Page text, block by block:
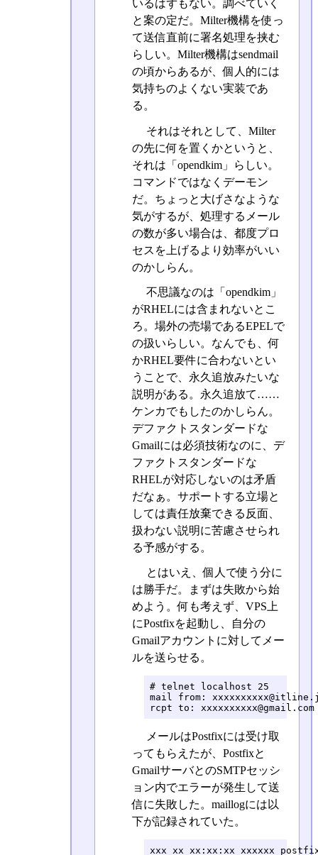
いるはずもない。調べていく
と案の定だ。Milter機構を使っ
て送信直前に署名処理を挟む
らしい。Milter機構はsendmail
の頃からあるが、個人的には
気持ちのよくない実装であ
る。
それはそれとして、Milter
の先に何を置くかというと、
それは「opendkim」らしい。
コマンドではなくデーモン
だ。ちょっと大げさなような
気がするが、処理するメール
の数が多い場合は、都度プロ
セスを上げるより効率がいい
のかしらん。
不思議なのは「opendkim」
がRHELには含まれないとこ
ろ。場外の売場であるEPELで
の扱いらしい。なんでも、何
かRHEL要件に合わないとい
うことで、永久追放みたいな
説明がある。永久追放て……
ケンカでもしたのかしらん。
デファクトスタンダードな
Gmailには必須技術なのに、デ
ファクトスタンダードな
RHELが対応しないのは矛盾
だなぁ。サポートする立場と
しては責任放棄できる反面、
扱わない説明に苦慮させられ
る予感がする。
とはいえ、個人で使う分に
は勝手だ。まずは失敗から始
めよう。何も考えず、VPS上
にPostfixを起動し、自分の
Gmailアカウントに対してメー
ルを送らせる。
# telnet localhost 25
mail from:
rcpt to: xxxxxxxxxx@gmail.com
メールはPostfixには受け取
ってもらえたが、Postfixと
GmailサーバとのSMTPセッシ
ョン内でエラーが発生して送
信に失敗した。maillogには以
下が記録されていた。
xxx xx xx:xx:xx xxxxxx